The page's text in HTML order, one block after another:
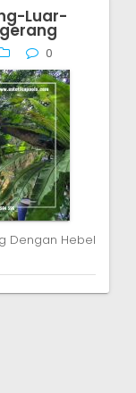
Luar-
0
Dengan Hebel